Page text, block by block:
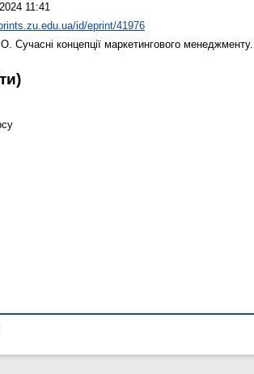
11:41
id/eprint/41976
О. Сучасні концепції маркетингового менеджменту.